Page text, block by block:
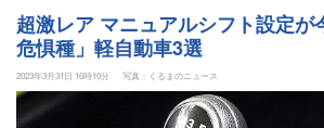
超激レア マニュアルシフト設定が
危惧種」軽自動車3選
2023年3月31日 16時10分 写真：くるまのニュース